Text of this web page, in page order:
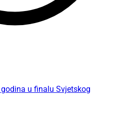
u finalu Svjetskog